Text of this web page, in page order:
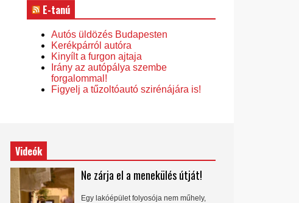
E-tanú
Autós üldözés Budapesten
Kerékpárról autóra
Kinyílt a furgon ajtaja
Irány az autópálya szembe
forgalommal!
Figyelj a tűzoltóautó szirénájára is!
Videók
Ne zárja el a menekülés útját!
Egy lakóépület folyosója nem műhely,